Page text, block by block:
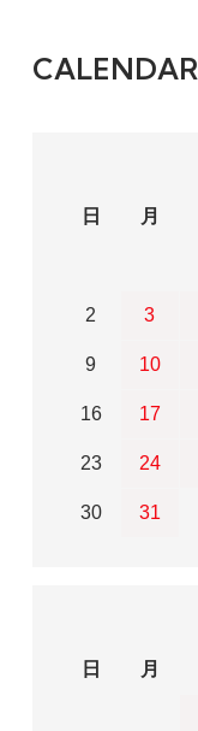
CALENDAR
日
月
2 3
9 10
16 17
23 24
30 31
日
月